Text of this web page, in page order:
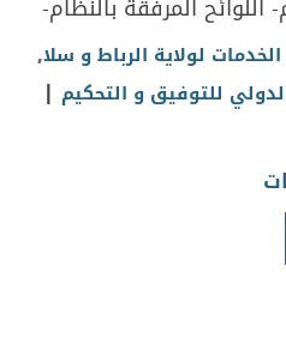
المرفقة بالنظام-
لولاية الرباط و سلا,
للتوفيق و التحكيم |